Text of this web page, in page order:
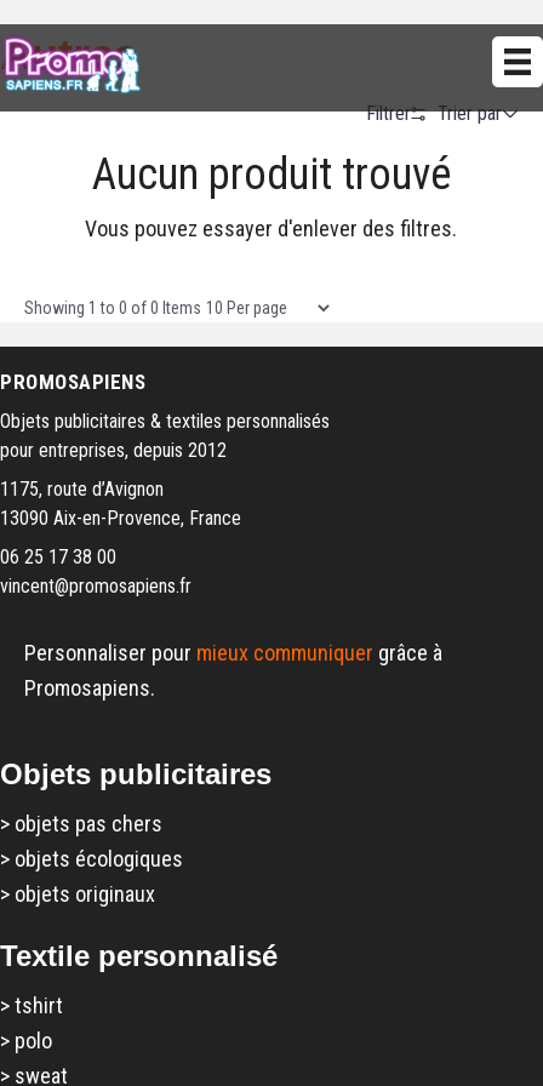
Autres
Filtrer Trier par
Alphabetical (A to Z)
Alphabetical (Z to A)
Aucun produit trouvé
Vous pouvez essayer d'enlever des filtres.
Showing 1 to 0 of0 Items Items per page
PROMOSAPIENS
Objets publicitaires & textiles personnalisés
pour entreprises, depuis 2012
1175, route d’Avignon
13090 Aix-en-Provence, France
06 25 17 38 00
vincent@promosapiens.fr
Personnaliser pour mieux communiquer grâce à
Promosapiens.
Objets publicitaires
> objets pas chers
> objets écologiques
> objets originaux
Textile personnalisé
>tshirt
> polo
> sweat